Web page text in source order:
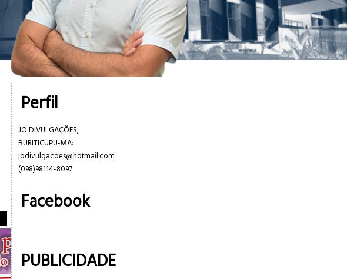
Perfil
JO DIVULGAÇÕES,
BURITICUPU-MA:
jodivulgacoes@hotmail.com
(098)98114-8097
Facebook
PUBLICIDADE